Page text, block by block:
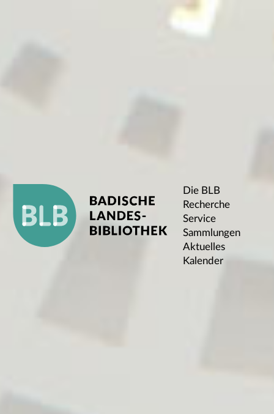
Die BLB
Recherche
Service
Sammlungen
Aktuelles
Kalender